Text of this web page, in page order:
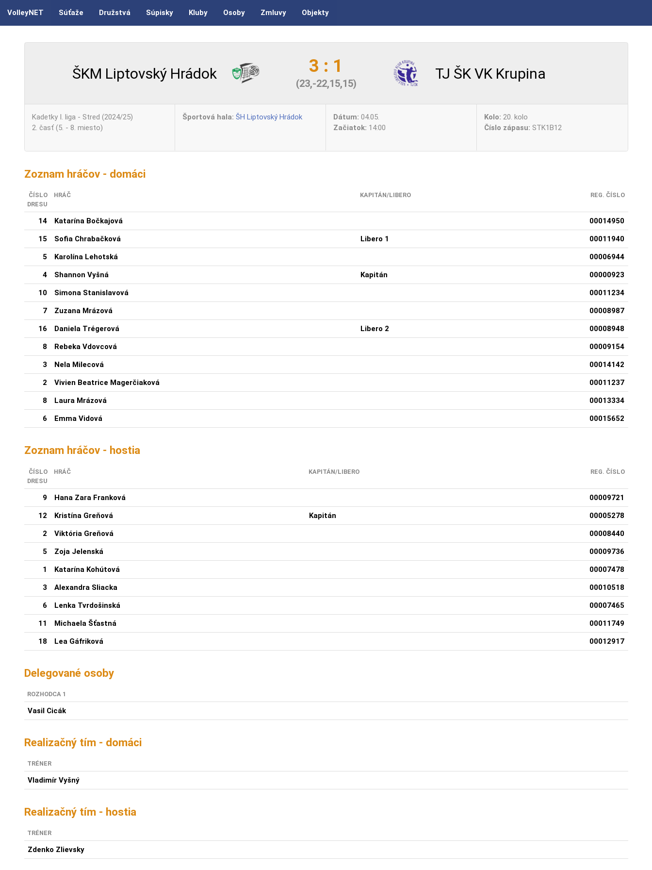
VolleyNET Súťaže Družstvá Súpisky Kluby Osoby Zmluvy Objekty
ŠKM Liptovský Hrádok 3 : 1
(23,-22,15,15)
TJ ŠK VK Krupina
Kadetky I. liga - Stred (2024/25)
2. časť (5. - 8. miesto)
Športová hala: ŠH Liptovský Hrádok Dátum: 04.05.
Začiatok: 14:00
Kolo: 20. kolo
Číslo zápasu: STK1B12
Zoznam hráčov - domáci
ČÍSLO
DRESU
HRÁČ KAPITÁN/LIBERO REG. ČÍSLO
14 Katarína Bočkajová 00014950
15 Sofia Chrabačková Libero 1 00011940
5 Karolína Lehotská 00006944
4 Shannon Vyšná Kapitán 00000923
10 Simona Stanislavová 00011234
7 Zuzana Mrázová 00008987
16 Daniela Trégerová Libero 2 00008948
8 Rebeka Vdovcová 00009154
3 Nela Milecová 00014142
2 Vivien Beatrice Magerčiaková 00011237
8 Laura Mrázová 00013334
6 Emma Vidová 00015652
Zoznam hráčov - hostia
ČÍSLO
DRESU
HRÁČ KAPITÁN/LIBERO REG. ČÍSLO
9 Hana Zara Franková 00009721
12 Kristína Greňová Kapitán 00005278
2 Viktória Greňová 00008440
5 Zoja Jelenská 00009736
1 Katarína Kohútová 00007478
3 Alexandra Sliacka 00010518
6 Lenka Tvrdošinská 00007465
11 Michaela Šťastná 00011749
18 Lea Gáfriková 00012917
Delegované osoby
ROZHODCA 1
Vasil Cicák
Realizačný tím - domáci
TRÉNER
Vladimír Vyšný
Realizačný tím - hostia
TRÉNER
Zdenko Zlievsky